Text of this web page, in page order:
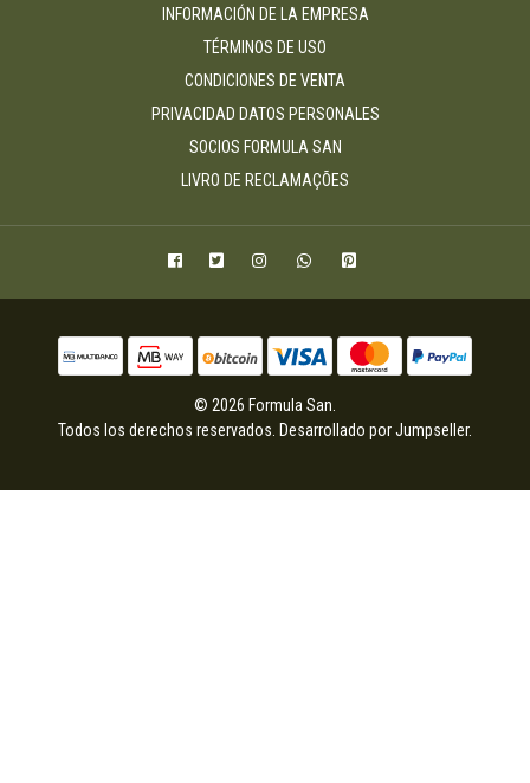
INFORMACIÓN DE LA EMPRESA
TÉRMINOS DE USO
CONDICIONES DE VENTA
PRIVACIDAD DATOS PERSONALES
SOCIOS FORMULA SAN
LIVRO DE RECLAMAÇÕES
© 2026 Formula San.
Todos los derechos reservados. Desarrollado por Jumpseller.